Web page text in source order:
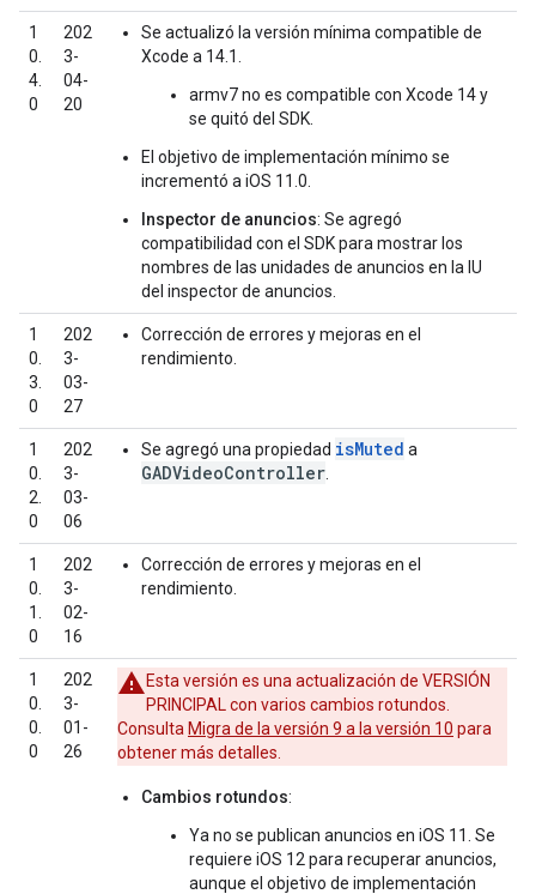
1
0.
4.
0
202
3-
04-
20
Se actualizó la versión mínima compatible de
Xcode a 14.1.
armv7 no es compatible con Xcode 14 y
se quitó del SDK.
El objetivo de implementación mínimo se
incrementó a iOS 11.0.
Inspector de anuncios: Se agregó
compatibilidad con el SDK para mostrar los
nombres de las unidades de anuncios en la IU
del inspector de anuncios.
1
0.
3.
0
202
3-
03-
27
Corrección de errores y mejoras en el
rendimiento.
1
0.
2.
0
202
3-
03-
06
Se agregó una propiedad isMuted a
GADVideoController
1
0.
1.
0
202
3-
02-
16
Corrección de errores y mejoras en el
rendimiento.
1
0.
0.
0
202
3-
01-
26
Esta versión es una actualización de VERSIÓN
PRINCIPAL con varios cambios rotundos.
Consulta Migra de la versión 9 a la versión 10 para
obtener más detalles.
Cambios rotundos:
Ya no se publican anuncios en iOS 11. Se
requiere iOS 12 para recuperar anuncios,
aunque el objetivo de implementación